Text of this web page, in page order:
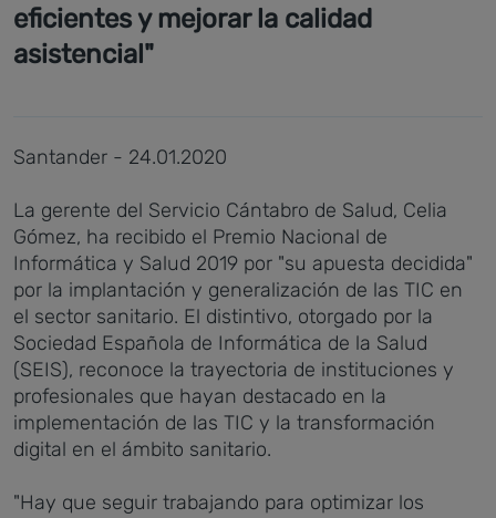
eficientes y mejorar la calidad
asistencial"
Santander - 24.01.2020
La gerente del Servicio Cántabro de Salud, Celia
Gómez, ha recibido el Premio Nacional de
Informática y Salud 2019 por "su apuesta decidida"
por la implantación y generalización de las TIC en
el sector sanitario. El distintivo, otorgado por la
Sociedad Española de Informática de la Salud
(SEIS), reconoce la trayectoria de instituciones y
profesionales que hayan destacado en la
implementación de las TIC y la transformación
digital en el ámbito sanitario.
"Hay que seguir trabajando para optimizar los